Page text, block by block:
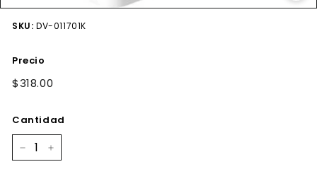
SKU: DV-011701K
Precio
Precio
$318.00
Cantidad